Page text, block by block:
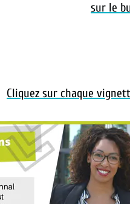
sur le
Cliquez sur chaque